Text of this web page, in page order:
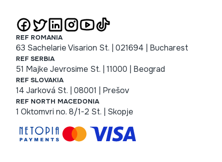
REF ROMANIA
63 Sachelarie Visarion St. | 021694 | Bucharest
REF SERBIA
51 Majke Jevrosime St. | 11000 | Beograd
REF SLOVAKIA
14 Jarková St. | 08001 | Prešov
REF NORTH MACEDONIA
1 Oktomvri no. 8/1-2 St. | Skopje